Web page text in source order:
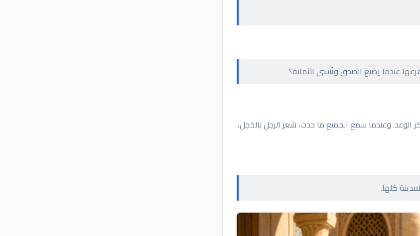
عندما يضيع الصدق وتُنسى الأمانة؟
الوعد. وعندما سمع الجميع ما حدث، شعر الرجل بالخجل،
كلها.